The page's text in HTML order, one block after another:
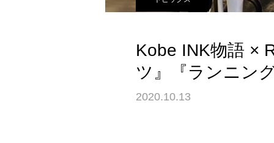
Kobe INK物語 ×
ツ』『ランニン
2020.10.13